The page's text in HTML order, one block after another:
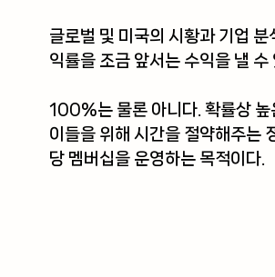
글로벌 및 미국의 시황과 기업
익률을 조금 앞서는 수익을 낼 수
100%는 물론 아니다. 확률상 높
이들을 위해 시간을 절약해주는
당 멤버십을 운영하는 목적이다.